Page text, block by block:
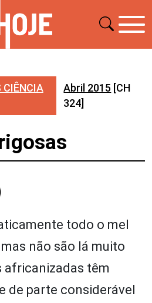
CIÊNCIA
Abril 2015 [CH
324]
todo o mel
não são lá muito
africanizadas têm
de parte considerável